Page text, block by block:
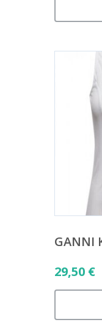
GANNI
29,50 €